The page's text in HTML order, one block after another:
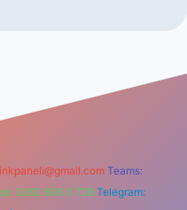
Teams:
0262 606 0 726 Telegram: